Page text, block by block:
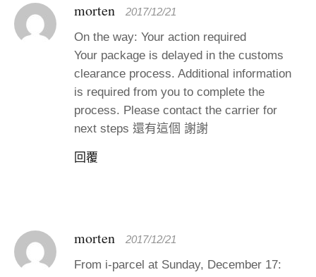
morten 2017/12/21
On the way: Your action required
Your package is delayed in the customs
clearance process. Additional information
is required from you to complete the
process. Please contact the carrier for
next steps 還有這個 謝謝
回覆
morten 2017/12/21
From i-parcel at Sunday, December 17: